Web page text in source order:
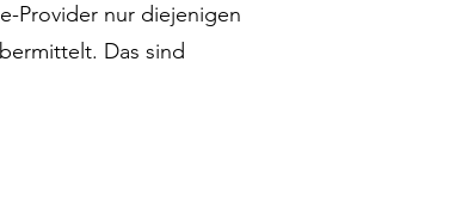
Provider nur diejenigen
Das sind